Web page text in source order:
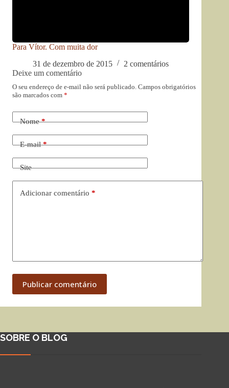
Para Vítor. Com muita dor
31 de dezembro de 2015
2 comentários
Deixe um comentário
O seu endereço de e-mail não será publicado. Campos obrigatórios
são marcados com *
Nome*
E-mail*
Site
Adicionar comentário *
Publicar comentário
SOBRE O BLOG